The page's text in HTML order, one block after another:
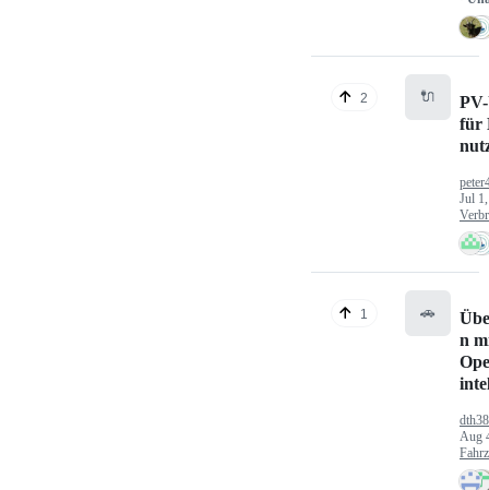
2 🔌
für
Jul
1 🚗
n
Aug